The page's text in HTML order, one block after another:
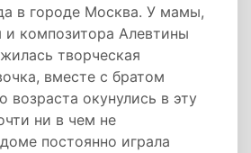
в городе Москва. У мамы,
и композитора Алевтины
творческая
вместе с братом
возраста окунулись в эту
ни в чем не
постоянно играла